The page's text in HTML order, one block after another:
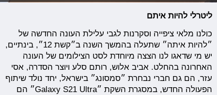
ליטרלי להיות איתם
כולנו מלאי ציפייה וסקרנות לגבי עלילת העונה החדשה של
״להיות איתה״ שתעלה בהמשך השנה ב״קשת 12״, בינתיים,
יש מי שדאגו לנו הצצה מיוחדת לסט הצילומים של העונה
האחרונה בהחלט. אביב אלוש, רותם סלע ויוצר הסדרה, אסי
עזר, הם גם חברי נבחרת ״סמסונג״ בישראל, יחד נולד שיתוף
הפעולה החדש, במסגרת השקת ״Galaxy S21 Ultra״ הם